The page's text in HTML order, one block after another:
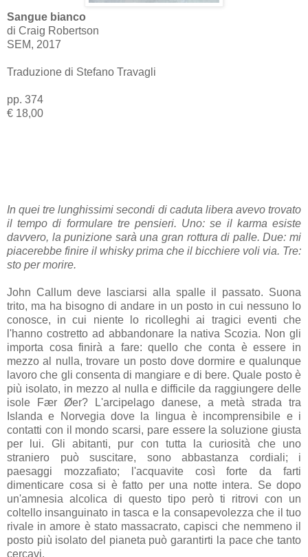
Sangue bianco
di Craig Robertson
SEM, 2017
Traduzione di Stefano Travagli
pp. 374
€ 18,00
In quei tre lunghissimi secondi di caduta libera avevo trovato
il tempo di formulare tre pensieri. Uno: se il karma esiste
davvero, la punizione sarà una gran rottura di palle. Due: mi
piacerebbe finire il whisky prima che il bicchiere voli via. Tre:
sto per morire.
John Callum deve lasciarsi alla spalle il passato. Suona
trito, ma ha bisogno di andare in un posto in cui nessuno lo
conosce, in cui niente lo ricolleghi ai tragici eventi che
l'hanno costretto ad abbandonare la nativa Scozia. Non gli
importa cosa finirà a fare: quello che conta è essere in
mezzo al nulla, trovare un posto dove dormire e qualunque
lavoro che gli consenta di mangiare e di bere. Quale posto è
più isolato, in mezzo al nulla e difficile da raggiungere delle
isole
Fær Øer? L'arcipelago danese, a metà strada tra
Islanda e Norvegia dove la lingua è incomprensibile e i
contatti con il mondo scarsi, pare essere la soluzione giusta
per lui. Gli abitanti, pur con tutta la curiosità che uno
straniero può suscitare, sono abbastanza cordiali; i
paesaggi mozzafiato; l'acquavite così forte da farti
dimenticare cosa si è fatto per una notte intera. Se dopo
un'amnesia alcolica di questo tipo però ti ritrovi con un
coltello insanguinato in tasca e la consapevolezza che il tuo
rivale in amore è stato massacrato, capisci che nemmeno il
posto più isolato del pianeta può garantirti la pace che tanto
cercavi.